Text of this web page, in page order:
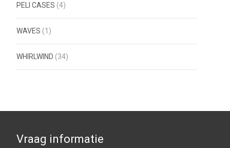
PELI CASES (4)
WAVES (1)
WHIRLWIND (34)
Vraag informatie